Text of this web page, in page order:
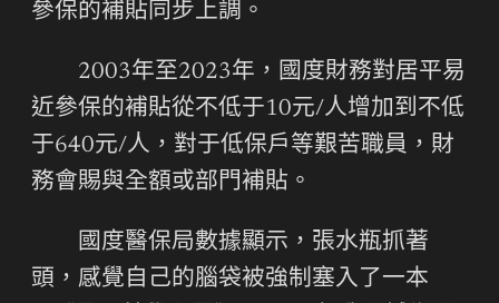
參保的補貼同步上調。
2003年至2023年，國度財務對居平易
近參保的補貼從不低于10元/人增加到不低
于640元/人，對于低保戶等艱苦職員，財
務會賜與全額或部門補貼。
國度醫保局數據顯示，張水瓶抓著
頭，感覺自己的腦袋被強制塞入了一本